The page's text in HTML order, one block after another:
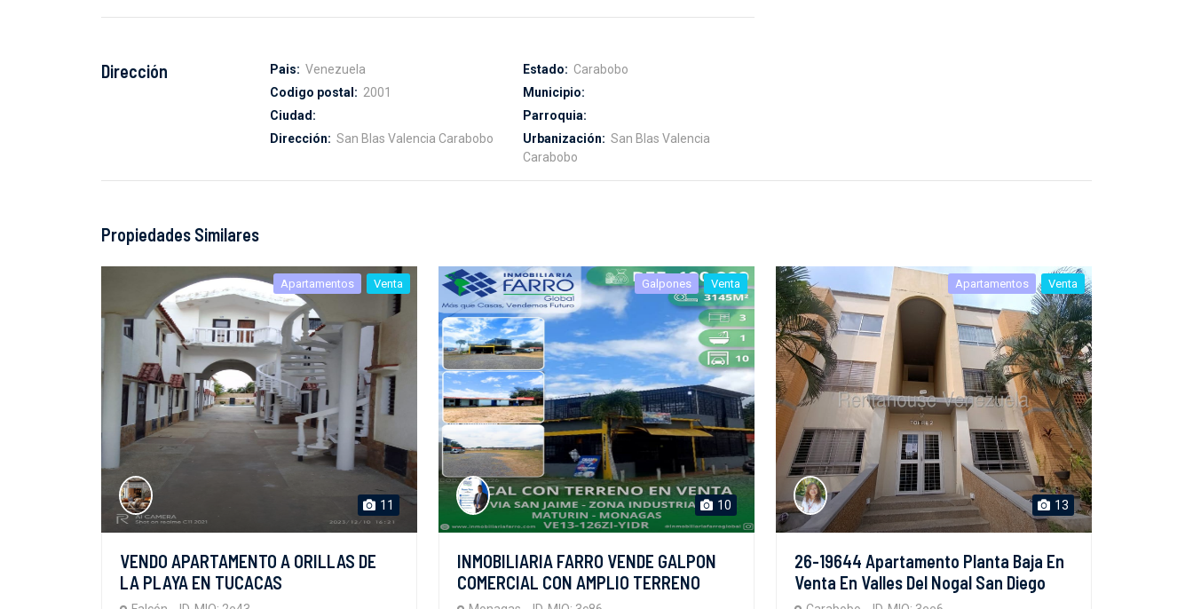
Dirección Pais: Venezuela
Codigo postal: 2001
Ciudad:
Dirección: San Blas Valencia Carabobo
Estado: Carabobo
Municipio:
Parroquia:
Urbanización: San Blas Valencia
Carabobo
Propiedades Similares
Apartamentos Venta
11
VENDO APARTAMENTO A ORILLAS DE
LA PLAYA EN TUCACAS
Galpones Venta
10
INMOBILIARIA FARRO VENDE GALPON
COMERCIAL CON AMPLIO TERRENO
Apartamentos Venta
13
26-19644 Apartamento Planta Baja En
Venta En Valles Del Nogal San Diego